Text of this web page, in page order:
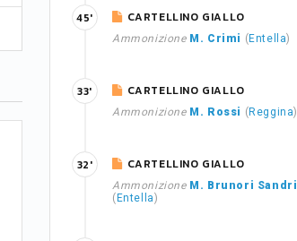
CARTELLINO GIALLO
Ammonizione M. Crimi ( Entella)
45'
CARTELLINO GIALLO
Ammonizione M. Rossi ( Reggina)
33'
CARTELLINO GIALLO
Ammonizione M. Brunori Sandri
( Entella)
32'